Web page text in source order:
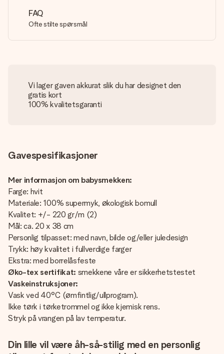
FAQ
Ofte stilte spørsmål
Vi lager gaven akkurat slik du har designet den
gratis kort
100% kvalitetsgaranti
Gavespesifikasjoner
Mer informasjon om babysmekken:
Farge: hvit
Materiale: 100% supermyk, økologisk bomull
Kvalitet: +/- 220 gr/m (2)
Mål: ca. 20 x 38 cm
Personlig tilpasset: med navn, bilde og/eller juledesign
Trykk: høy kvalitet i fullverdige farger
Ekstra: med borrelåsfeste
Øko-tex sertifikat: smekkene våre er sikkerhetstestet
Vaskeinstruksjoner:
Vask ved 40°C (ømfintlig/ullprogram).
Ikke tørk i tørketrommel og ikke kjemisk rens.
Stryk på vrangen på lav temperatur.
Din lille vil være åh-så-stilig med en personlig